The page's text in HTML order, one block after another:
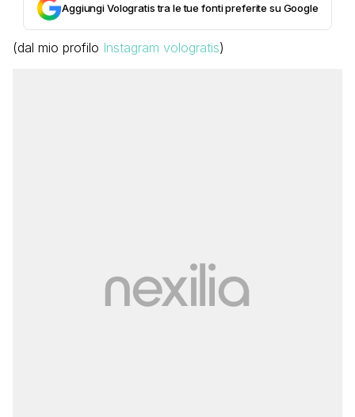
Aggiungi Vologratis tra le tue fonti preferite su Google
(dal mio profilo Instagram vologratis)